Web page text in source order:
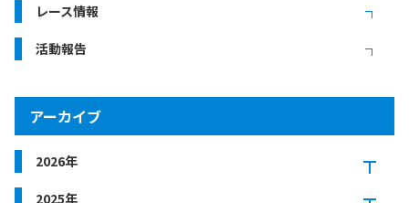
レース情報
活動報告
アーカイブ
2026年
2025年